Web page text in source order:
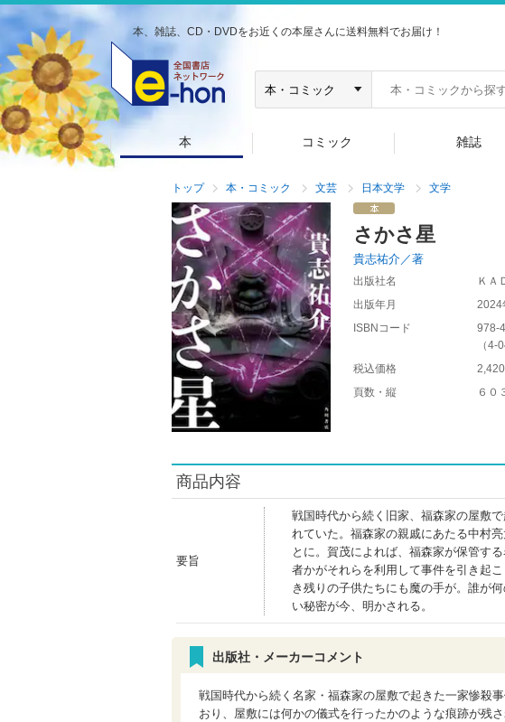
本、雑誌、CD・DVDをお近くの本屋さんに送料無料でお届け！
本 コミック 雑誌
トップ 本・コミック 文芸 日本文学 文学
さかさ星
貴志祐介／著
出版社名
ＫＡ
出版年月
2024
ISBNコード
978-
（4-
税込価格
頁数・縦
６０
商品内容
要旨
戦国時代から続く旧家、福森家の屋敷
れていた。福森家の親戚にあたる中村
とに。賀茂によれば、福森家が保管す
者かがそれらを利用して事件を引き起
き残りの子供たちにも魔の手が。誰が
い秘密が今、明かされる。
出版社・メーカーコメント
戦国時代から続く名家・福森家の屋敷で起きた一家惨殺
おり、屋敷には何かの儀式を行ったかのような痕跡が残